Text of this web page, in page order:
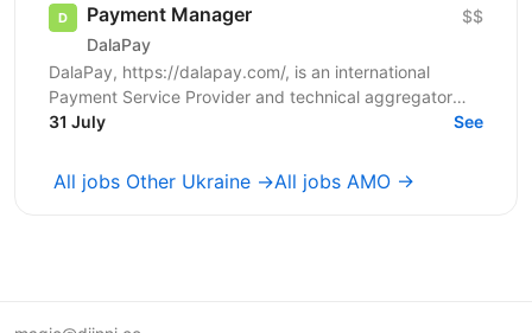
Payment Manager
DalaPay
$$
DalaPay, https://dalapay.com/, is an international
Payment Service Provider and technical aggregator
that provides comprehensive payment solutions for...
31 July See
All jobs Other Ukraine →All jobs AMO →